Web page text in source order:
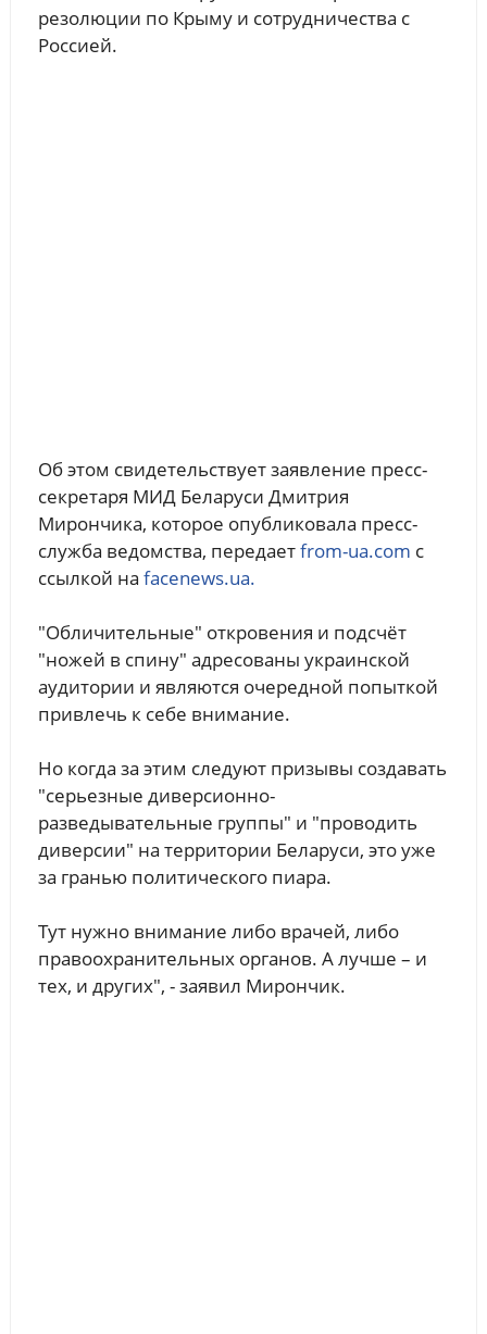
резолюции по Крыму и сотрудничества с
Россией.
Об этом свидетельствует заявление пресс-
секретаря МИД Беларуси Дмитрия
Мирончика, которое опубликовала пресс-
служба ведомства, передаетfrom-ua.com с
ссылкой на facenews.ua.
"Обличительные" откровения и подсчёт
"ножей в спину" адресованы украинской
аудитории и являются очередной попыткой
привлечь к себе внимание.
Но когда за этим следуют призывы создавать
"серьезные диверсионно-
разведывательные группы" и "проводить
диверсии" на территории Беларуси, это уже
за гранью политического пиара.
Тут нужно внимание либо врачей, либо
правоохранительных органов. А лучше – и
тех, и других", - заявил Мирончик.